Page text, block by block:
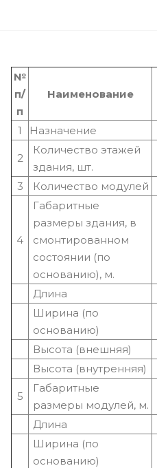
№
п/
п
Наименование
1 Назначение
2
Количество этажей
здания, шт.
3 Количество модулей
4
Габаритные
размеры здания, в
смонтированном
состоянии (по
основанию), м.
Длина
Ширина (по
основанию)
Высота (внешняя)
Высота (внутренняя)
5
Габаритные
размеры модулей, м.
Длина
Ширина (по
основанию)